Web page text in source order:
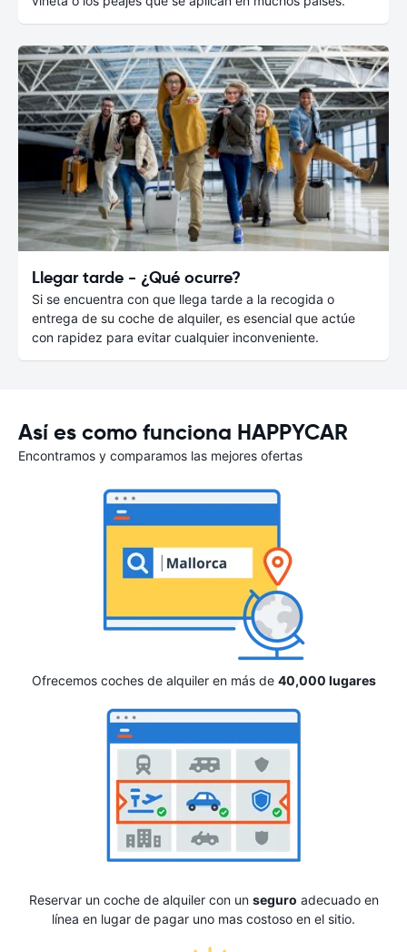
Llegar tarde - ¿Qué ocurre?
Si se encuentra con que llega tarde a la recogida o
entrega de su coche de alquiler, es esencial que actúe
con rapidez para evitar cualquier inconveniente.
Así es como funciona HAPPYCAR
Encontramos y comparamos las mejores ofertas
Ofrecemos coches de alquiler en más de 40,000 lugares
Reservar un coche de alquiler con un seguro adecuado en
línea en lugar de pagar uno mas costoso en el sitio.